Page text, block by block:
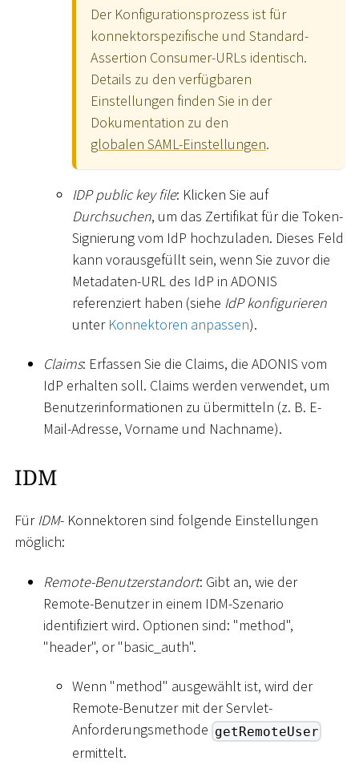
Der Konfigurationsprozess ist für
konnektorspezifische und Standard-
Assertion Consumer-URLs identisch.
Details zu den verfügbaren
Einstellungen finden Sie in der
Dokumentation zu den
globalen SAML-Einstellungen.
IDP public key file: Klicken Sie auf
Durchsuchen, um das Zertifikat für die Token-
Signierung vom IdP hochzuladen. Dieses Feld
kann vorausgefüllt sein, wenn Sie zuvor die
Metadaten-URL des IdP in ADONIS
referenziert haben (siehe IdP konfigurieren
unter Konnektoren anpassen).
Claims: Erfassen Sie die Claims, die ADONIS vom
IdP erhalten soll. Claims werden verwendet, um
Benutzerinformationen zu übermitteln (z. B. E-
Mail-Adresse, Vorname und Nachname).
IDM
FürIDM- Konnektoren sind folgende Einstellungen
möglich:
Remote-Benutzerstandort: Gibt an, wie der
Remote-Benutzer in einem IDM-Szenario
identifiziert wird. Optionen sind: "method",
"header", or "basic_auth".
Wenn "method" ausgewählt ist, wird der
Remote-Benutzer mit der Servlet-
Anforderungsmethode getRemoteUser
ermittelt.